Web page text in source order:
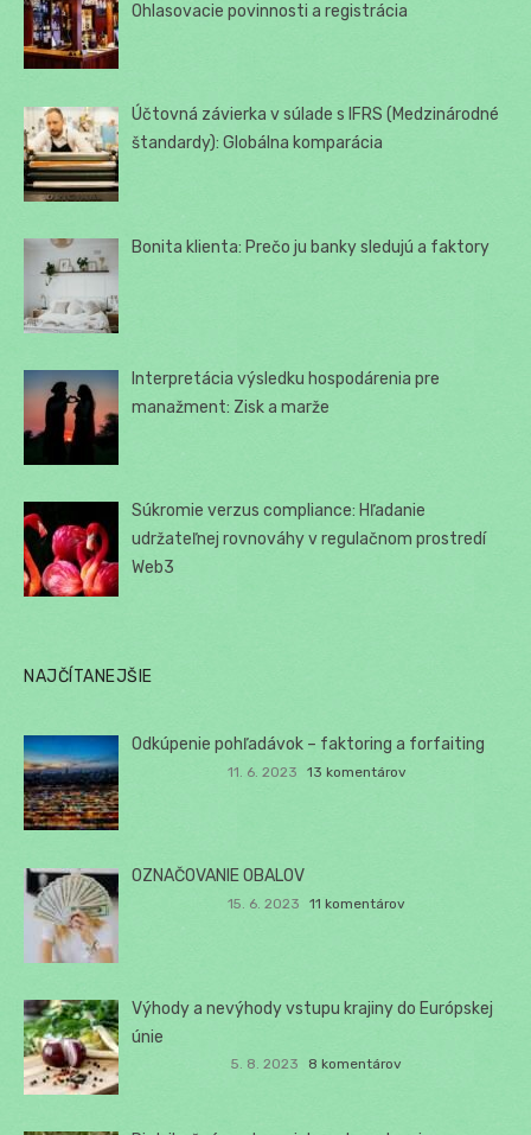
Ohlasovacie povinnosti a registrácia
Účtovná závierka v súlade s IFRS (Medzinárodné
štandardy): Globálna komparácia
Bonita klienta: Prečo ju banky sledujú a faktory
Interpretácia výsledku hospodárenia pre
manažment: Zisk a marže
Súkromie verzus compliance: Hľadanie
udržateľnej rovnováhy v regulačnom prostredí
Web3
NAJČÍTANEJŠIE
Odkúpenie pohľadávok – faktoring a forfaiting
11. 6. 2023 13 komentárov
OZNAČOVANIE OBALOV
15. 6. 2023 11 komentárov
Výhody a nevýhody vstupu krajiny do Európskej
únie
5. 8. 2023 8 komentárov